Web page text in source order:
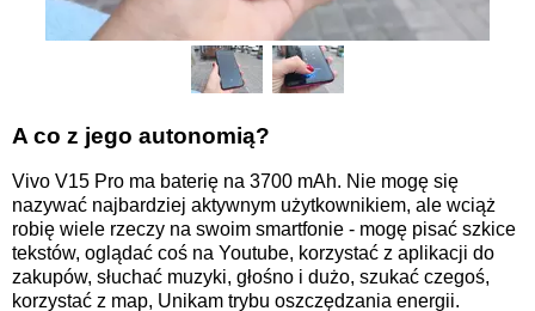
A co z jego autonomią?
Vivo V15 Pro ma baterię na 3700 mAh. Nie mogę się
nazywać najbardziej aktywnym użytkownikiem, ale wciąż
robię wiele rzeczy na swoim smartfonie - mogę pisać szkice
tekstów, oglądać coś na Youtube, korzystać z aplikacji do
zakupów, słuchać muzyki, głośno i dużo, szukać czegoś,
korzystać z map, Unikam trybu oszczędzania energii.